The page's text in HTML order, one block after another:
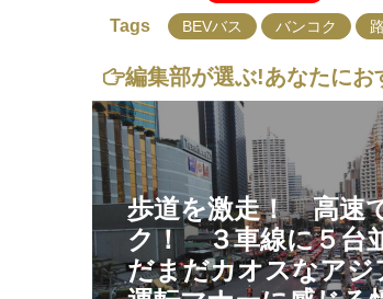
Tags BEVバス バンコク
編集部が選ぶ!あなたにお
歩道を激走！ 高速
ク！ ３車線に５台
だまだカオスなアジ